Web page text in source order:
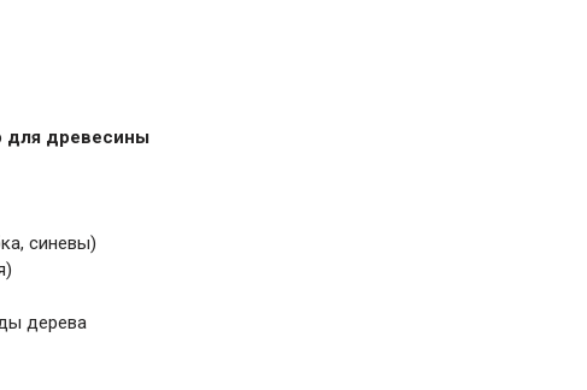
для древесины
синевы)
дерева
Оборудование для клининга и уборки